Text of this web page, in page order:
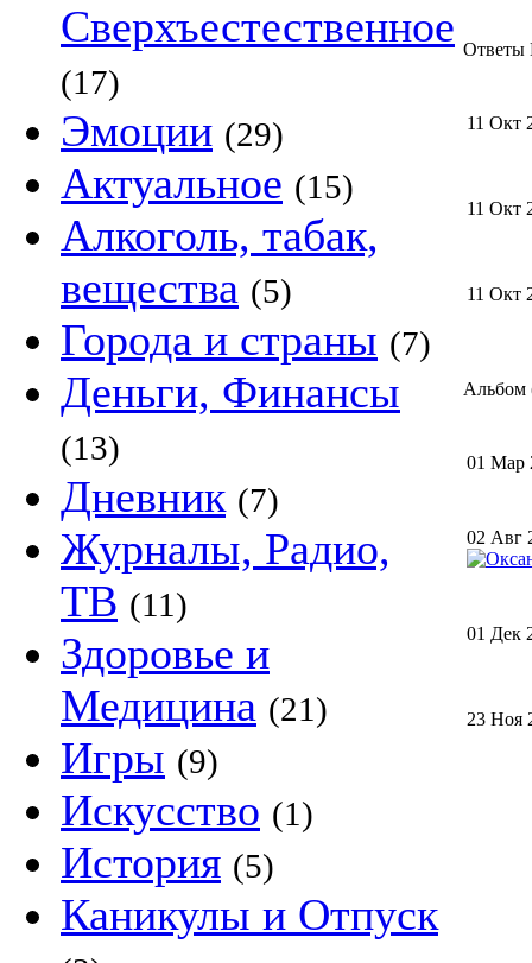
Сверхъестественное
(17)
Эмоции (29)
Актуальное (15)
Алкоголь, табак,
вещества (5)
Города и страны (7)
Деньги, Финансы
(13)
Дневник (7)
Журналы, Радио,
ТВ (11)
Здоровье и
Медицина (21)
Игры (9)
Искусство (1)
История (5)
Каникулы и Отпуск
Ответы
11 Окт
11 Окт
11 Окт
Альбом
01 Мар
02 Авг
01 Дек
23 Ноя